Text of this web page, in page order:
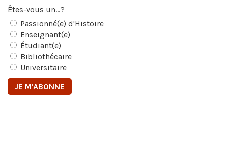
Êtes-vous un...?
Passionné(e) d'Histoire
Enseignant(e)
Étudiant(e)
Bibliothécaire
Universitaire